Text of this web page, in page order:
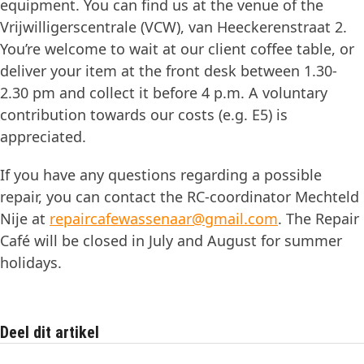
equipment. You can find us at the venue of the
Vrijwilligerscentrale (VCW), van Heeckerenstraat 2.
You’re welcome to wait at our client coffee table, or
deliver your item at the front desk between 1.30-
2.30 pm and collect it before 4 p.m. A voluntary
contribution towards our costs (e.g. E5) is
appreciated.
If you have any questions regarding a possible
repair, you can contact the RC-coordinator Mechteld
Nije at repaircafewassenaar@gmail.com. The Repair
Café will be closed in July and August for summer
holidays.
Deel dit artikel